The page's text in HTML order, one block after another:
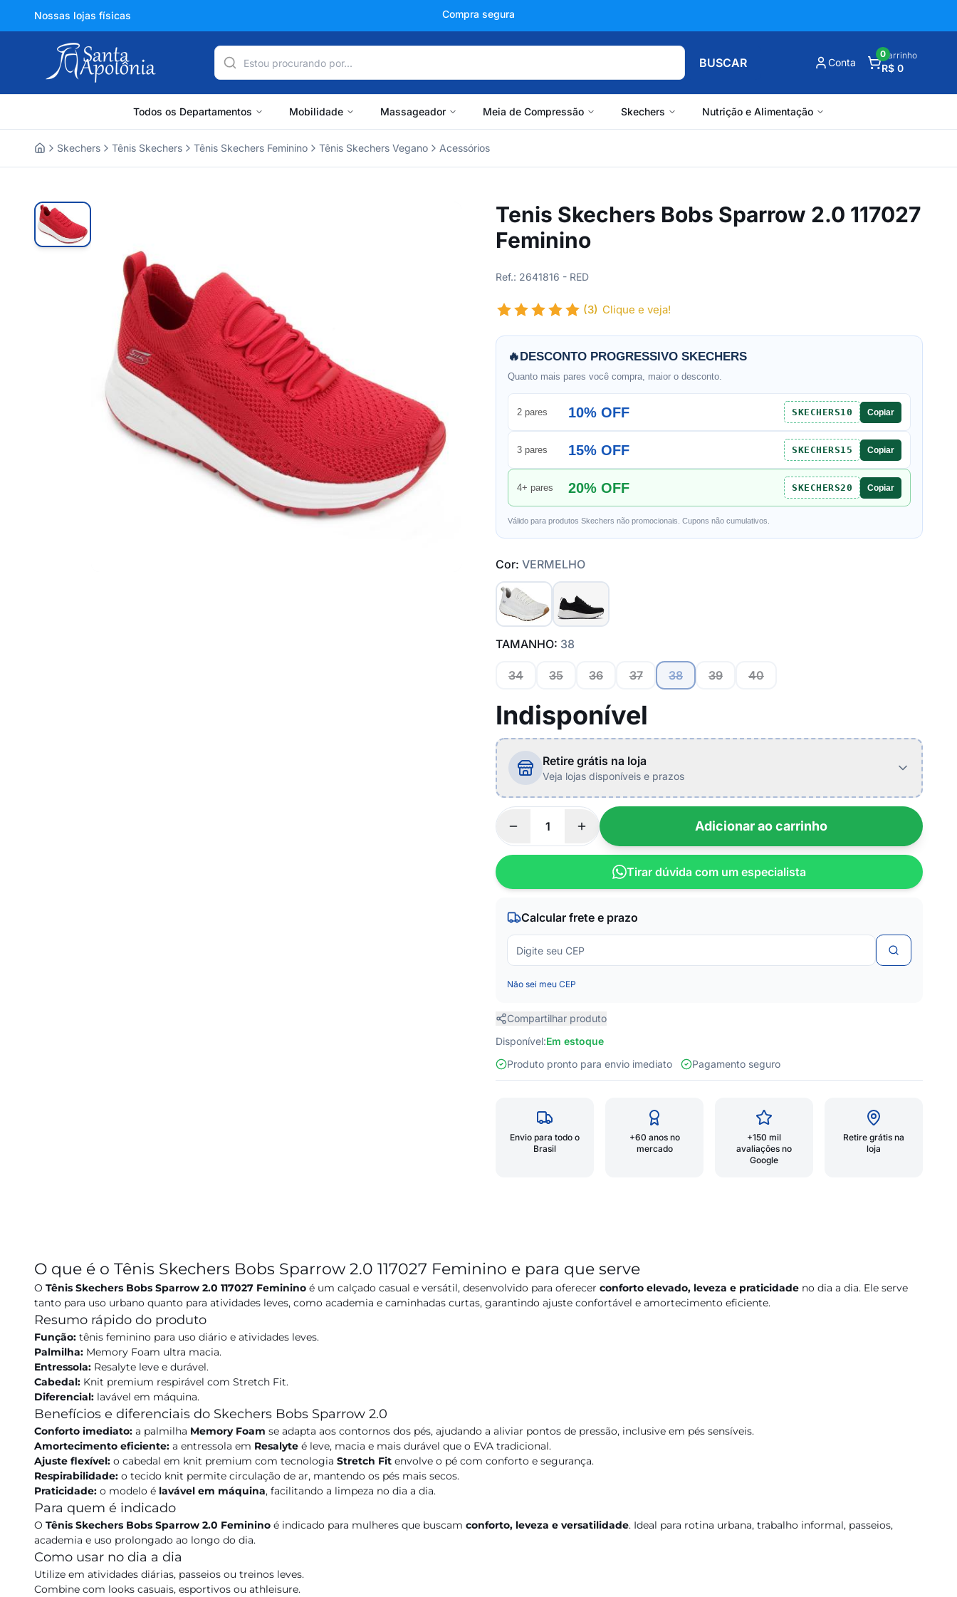
Nossas lojas físicas +150 mil avaliações
BUSCAR Conta
Carrinho
R$ 0
0
Todos os Departamentos Mobilidade Massageador Meia de Compressão Skechers Nutrição e Alimentação
Skechers Tênis Skechers Tênis Skechers Feminino Tênis Skechers Vegano Acessórios
Tenis Skechers Bobs Sparrow 2.0 117027
Feminino
Ref.: 2641816 - RED
(3) Clique e veja!
🔥DESCONTO PROGRESSIVO SKECHERS
Quanto mais pares você compra, maior o desconto.
2 pares 10% OFF SKECHERS10 Copiar
3 pares 15% OFF SKECHERS15 Copiar
4+ pares 20% OFF SKECHERS20 Copiar
Válido para produtos Skechers não promocionais. Cupons não cumulativos.
Cor: VERMELHO
TAMANHO: 38
34 35 36 37 38 39 40
Indisponível
Retire grátis na loja
Veja lojas disponíveis e prazos
Adicionar ao carrinho
Tirar dúvida com um especialista
Calcular frete e prazo
Não sei meu CEP
Compartilhar produto
Disponível:Em estoque
Produto pronto para envio imediato
Pagamento seguro
Envio para todo o
Brasil
+60 anos no
mercado
+150 mil
avaliações no
Google
Retire grátis na
loja
O que é o Tênis Skechers Bobs Sparrow 2.0 117027 Feminino e para que serve
O Tênis Skechers Bobs Sparrow 2.0 117027 Feminino é um calçado casual e versátil, desenvolvido para oferecer conforto elevado, leveza e praticidade no dia a dia. Ele serve
tanto para uso urbano quanto para atividades leves, como academia e caminhadas curtas, garantindo ajuste confortável e amortecimento eficiente.
Resumo rápido do produto
Função: tênis feminino para uso diário e atividades leves.
Palmilha: Memory Foam ultra macia.
Entressola: Resalyte leve e durável.
Cabedal: Knit premium respirável com Stretch Fit.
Diferencial: lavável em máquina.
Benefícios e diferenciais do Skechers Bobs Sparrow 2.0
Conforto imediato: a palmilha Memory Foam se adapta aos contornos dos pés, ajudando a aliviar pontos de pressão, inclusive em pés sensíveis.
Amortecimento eficiente: a entressola em Resalyte é leve, macia e mais durável que o EVA tradicional.
Ajuste flexível: o cabedal em knit premium com tecnologia Stretch Fit envolve o pé com conforto e segurança.
Respirabilidade: o tecido knit permite circulação de ar, mantendo os pés mais secos.
Praticidade: o modelo é lavável em máquina, facilitando a limpeza no dia a dia.
Para quem é indicado
O Tênis Skechers Bobs Sparrow 2.0 Feminino é indicado para mulheres que buscam conforto, leveza e versatilidade. Ideal para rotina urbana, trabalho informal, passeios,
academia e uso prolongado ao longo do dia.
Como usar no dia a dia
Utilize em atividades diárias, passeios ou treinos leves.
Combine com looks casuais, esportivos ou athleisure.